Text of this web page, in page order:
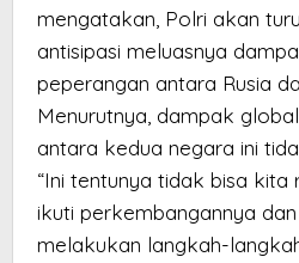
mengatakan, Polri akan
antisipasi meluasnya
peperangan antara Rusia
Menurutnya, dampak
antara kedua negara ini
“Ini tentunya tidak bisa kita
ikuti perkembangannya
melakukan langkah-